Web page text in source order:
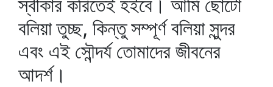
স্বীকার করিতেই হইবে। আমি ছোটো
বলিয়া তুচ্ছ, কিন্তু সম্পূর্ণ বলিয়া সুন্দর
এবং এই সৌন্দর্য তোমাদের জীবনের
আদর্শ।